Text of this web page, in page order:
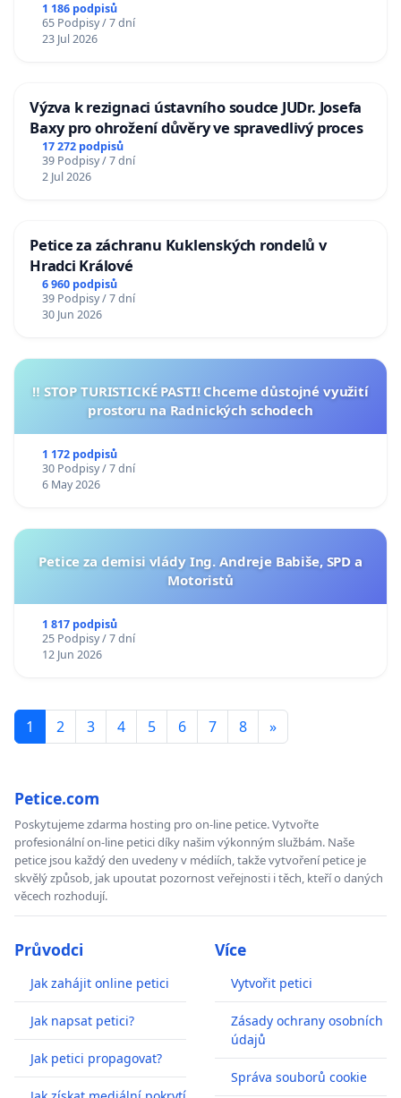
1 186 podpisů
65 Podpisy / 7 dní
23 Jul 2026
Výzva k rezignaci ústavního soudce JUDr. Josefa
Baxy pro ohrožení důvěry ve spravedlivý proces
17 272 podpisů
39 Podpisy / 7 dní
2 Jul 2026
Petice za záchranu Kuklenských rondelů v
Hradci Králové
6 960 podpisů
39 Podpisy / 7 dní
30 Jun 2026
‼️ STOP TURISTICKÉ PASTI! Chceme důstojné využití
prostoru na Radnických schodech
1 172 podpisů
30 Podpisy / 7 dní
6 May 2026
Petice za demisi vlády Ing. Andreje Babiše, SPD a
Motoristů
1 817 podpisů
25 Podpisy / 7 dní
12 Jun 2026
1 2 3 4 5 6 7 8 »
Petice.com
Poskytujeme zdarma hosting pro on-line petice. Vytvořte
profesionální on-line petici díky našim výkonným službám. Naše
petice jsou každý den uvedeny v médiích, takže vytvoření petice je
skvělý způsob, jak upoutat pozornost veřejnosti i těch, kteří o daných
věcech rozhodují.
Průvodci
Jak zahájit online petici
Jak napsat petici?
Jak petici propagovat?
Více
Vytvořit petici
Zásady ochrany osobních
údajů
Správa souborů cookie